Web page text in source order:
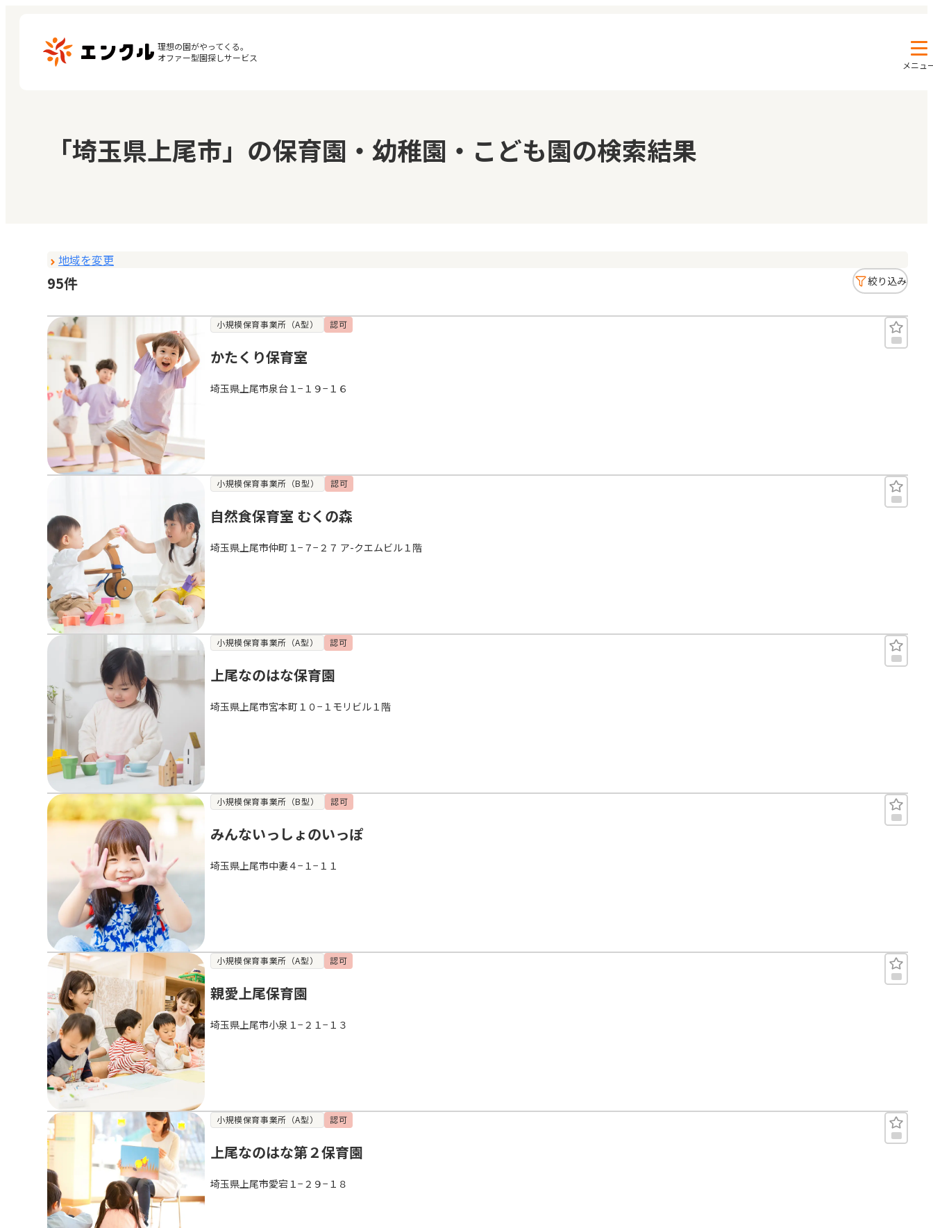
理想の園がやってくる。
オファー型園探しサービス
メニュ
保育園・幼稚園を探す
地図から探す
閲覧履歴
お気に入り
メッセージ
おすすめの園
「埼玉県上尾市」の保育園・幼稚園・こども園の検索結果
地域を変更
95件 絞り込み
小規模保育事業所（A型） 認可
かたくり保育室
埼玉県上尾市泉台１−１９−１６
小規模保育事業所（B型） 認可
自然食保育室 むくの森
埼玉県上尾市仲町１−７−２７ ア-クエムビル１階
小規模保育事業所（A型） 認可
上尾なのはな保育園
埼玉県上尾市宮本町１０−１モリビル１階
小規模保育事業所（B型） 認可
みんないっしょのいっぽ
埼玉県上尾市中妻４−１−１１
小規模保育事業所（A型） 認可
親愛上尾保育園
埼玉県上尾市小泉１−２１−１３
小規模保育事業所（A型） 認可
上尾なのはな第２保育園
埼玉県上尾市愛宕１−２９−１８